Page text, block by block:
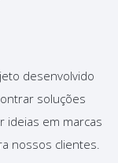
desenvolvido
soluções
ideias em marcas
nossos clientes.